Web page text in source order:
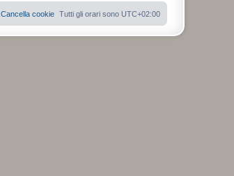
Tutti gli orari sono UTC+02:00
Cancella cookie